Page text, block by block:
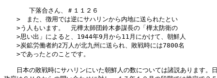
下落合さん、＃１１２６
>　また、徴用では逆にサハリンから内地に送られたとい
>う人もいます。　元樺太師団鈴木参謀長の「樺太防衛の
>思い出」によると、1944年9月から11月にかけて、朝鮮人
>炭鉱労働者約2万人が北九州に送られ、敗戦時には7800名
>であったとのことです。
日本の敗戦時にサハリンにいた朝鮮人の数については諸説あります。